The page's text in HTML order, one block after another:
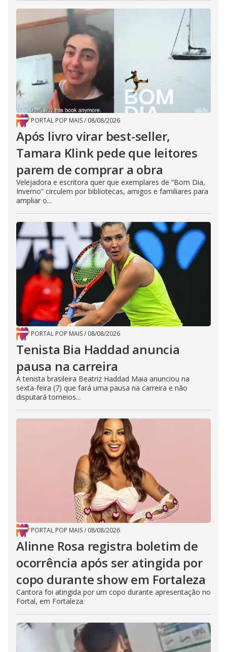
PORTAL POP MAIS/ 08/08/2026
Após livro virar best-seller,
Tamara Klink pede que leitores
parem de comprar a obra
Velejadora e escritora quer que exemplares de “Bom Dia,
Inverno” circulem por bibliotecas, amigos e familiares para
ampliar o...
PORTAL POP MAIS/ 08/08/2026
Tenista Bia Haddad anuncia
pausa na carreira
A tenista brasileira Beatriz Haddad Maia anunciou na
sexta-feira (7) que fará uma pausa na carreira e não
disputará torneios...
PORTAL POP MAIS/ 08/08/2026
Alinne Rosa registra boletim de
ocorrência após ser atingida por
copo durante show em Fortaleza
Cantora foi atingida por um copo durante apresentação no
Fortal, em Fortaleza.